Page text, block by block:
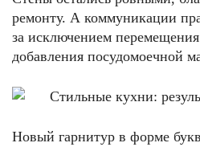
ремонту. А коммуникации
за исключением
добавления посудомоечной
Новый гарнитур в форме